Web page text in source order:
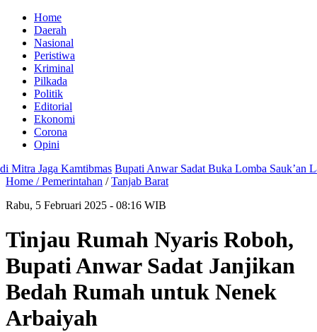
Home
Daerah
Nasional
Peristiwa
Kriminal
Pilkada
Politik
Editorial
Ekonomi
Corona
Opini
Jaga Kamtibmas Bupati Anwar Sadat Buka Lomba Sauk’an
Home /Pemerintahan /Tanjab Barat
Rabu, 5 Februari 2025 - 08:16 WIB
Tinjau Rumah Nyaris Roboh,
Bupati Anwar Sadat Janjikan
Bedah Rumah untuk Nenek
Arbaiyah